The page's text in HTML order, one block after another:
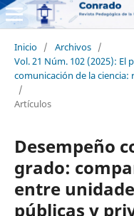
Inicio / Archivos /
Vol. 21 Núm. 102 (2025): El
comunicación de la ciencia:
/
Artículos
Desempeño
grado:
entre
públicas y